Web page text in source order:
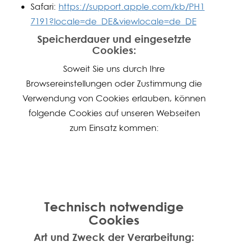
Safari: https://support.apple.com/kb/PH1
7191?locale=de_DE&viewlocale=de_DE
Speicherdauer und eingesetzte
Cookies:
Soweit Sie uns durch Ihre
Browsereinstellungen oder Zustimmung die
Verwendung von Cookies erlauben, können
folgende Cookies auf unseren Webseiten
zum Einsatz kommen:
Technisch notwendige
Cookies
Art und Zweck der Verarbeitung: